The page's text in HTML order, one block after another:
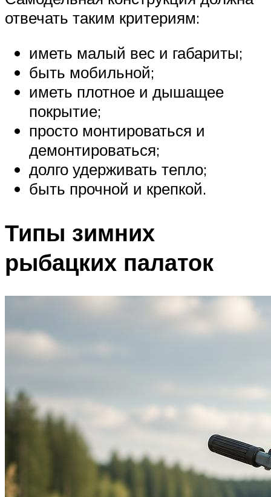
отвечать таким критериям:
иметь малый вес и габариты;
быть мобильной;
иметь плотное и дышащее
покрытие;
просто монтироваться и
демонтироваться;
долго удерживать тепло;
быть прочной и крепкой.
Типы зимних
рыбацких палаток